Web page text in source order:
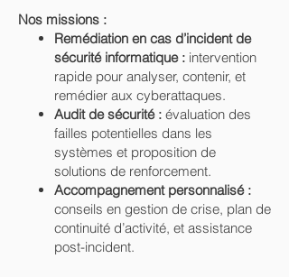
Nos missions :
Remédiation en cas d’incident de
sécurité informatique : intervention
rapide pour analyser, contenir, et
remédier aux cyberattaques.
Audit de sécurité : évaluation des
failles potentielles dans les
systèmes et proposition de
solutions de renforcement.
Accompagnement personnalisé :
conseils en gestion de crise, plan de
continuité d’activité, et assistance
post-incident.